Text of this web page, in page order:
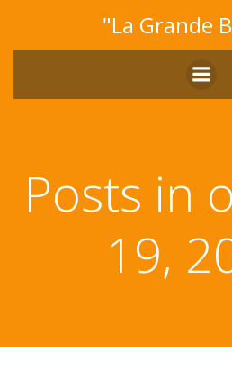
au
"La Grande
Posts in
19,